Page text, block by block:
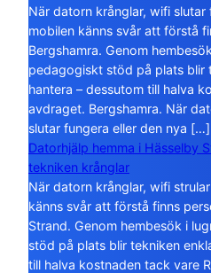
När datorn krånglar, wifi slutar
mobilen känns svår att förstå
Bergshamra. Genom
pedagogiskt stöd på plats blir
hantera – dessutom till halva
avdraget. Bergshamra. När
slutar fungera eller den nya […]
Datorhjälp hemma i Hässelby
tekniken krånglar
När datorn krånglar, wifi
känns svår att förstå finns
Strand. Genom hembesök i
stöd på plats blir tekniken
till halva kostnaden tack vare